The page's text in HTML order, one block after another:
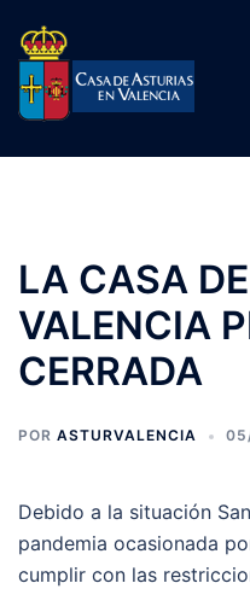
contenido
LA CASA
VALENCIA
CERRADA
POR ASTURVALENCIA
Debido a la situación
pandemia ocasionada
cumplir con las